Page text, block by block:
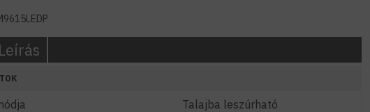
Leírás
Talajba leszúrható